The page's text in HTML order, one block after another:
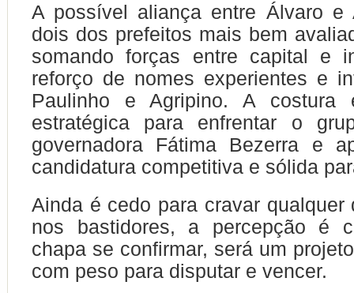
A possível aliança entre Álvaro e
dois dos prefeitos mais bem
somando forças entre capital e
reforço de nomes experientes e
Paulinho e Agripino. A costura
estratégica para enfrentar o
governadora Fátima Bezerra e
candidatura competitiva e sólida
Ainda é cedo para cravar qualquer
nos bastidores, a percepção é
chapa se confirmar, será um
com peso para disputar e vencer.